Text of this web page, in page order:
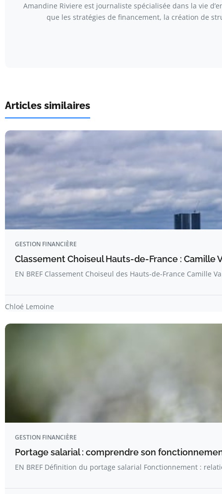
Amandine Riviere est journaliste spécialisée dans la vie
que les stratégies de financement, la création de
Articles similaires
GESTION FINANCIÈRE
Classement Choiseul Hauts-de-France :
EN BREF Classement Choiseul des Hauts-de-France Camille
Chloé Lemoine
GESTION FINANCIÈRE
Portage salarial : comprendre son
EN BREF Définition du portage salarial Fonctionnement :